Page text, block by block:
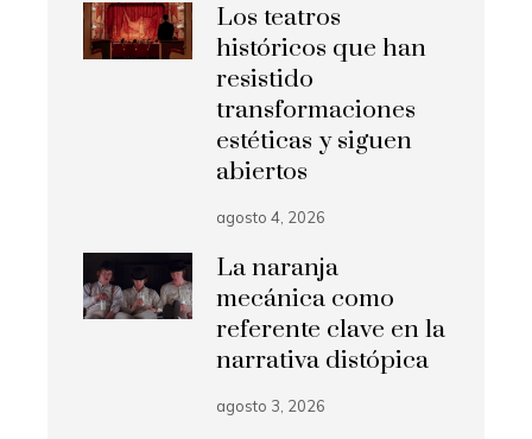
Los teatros
históricos que han
resistido
transformaciones
estéticas y siguen
abiertos
agosto 4, 2026
La naranja
mecánica como
referente clave en la
narrativa distópica
agosto 3, 2026